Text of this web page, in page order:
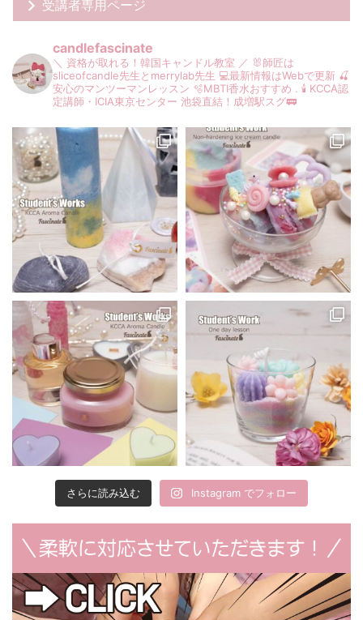
受講者専用ページ
candlefascinate
＼ 資格が取れる！韓国キャンドル教室 ／ 🐰師匠は
sliceofcandle先生とmerrylab先生 💻最新情報はWebで更新 🍒
安心のマンツーマンレッスン 🫧MBTI香水おすすめ . 🕯️ KCCA認
定講師・ICIA東京センター 池袋直結！成増駅スグ🚃
さらに読み込む Instagram でフォロー